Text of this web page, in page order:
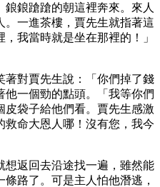
鋃蹌蹌的朝這裡奔來。來人
。一進茶樓，賈先生就指著這
我當時就是坐在那裡的！」
著對賈先生說：「你們掉了錢
一個勁的點頭。「我等你們
袋子給他們看。賈先生感激
救命大恩人哪！沒有您，我今
想返回去沿途找一遍，雖然能
路了。可是主人怕他潛逃，